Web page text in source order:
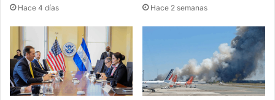
Hace 4 días Hace 2 semanas